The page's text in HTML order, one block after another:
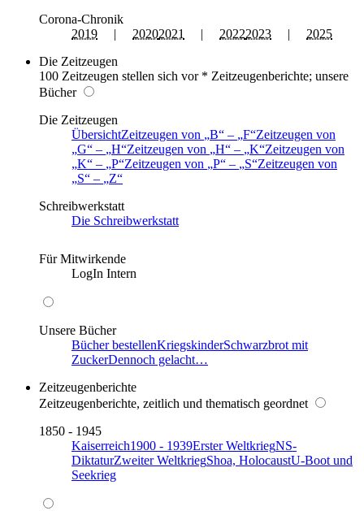
Corona-Chronik
2019 | 20202021 | 20222023 | 2025
Die Zeitzeugen
100 Zeitzeugen stellen sich vor * Zeitzeugenberichte; unsere
Bücher
Die Zeitzeugen
ÜbersichtZeitzeugen von B – F Zeitzeugen von
G
– H Zeitzeugen von H – K Zeitzeugen von
K
– P Zeitzeugen von P – S Zeitzeugen von
S
–
Z
Schreibwerkstatt
Die Schreibwerkstatt
Für Mitwirkende
LogIn Intern
Unsere Bücher
Bücher bestellenKriegskinderSchwarzbrot mit
ZuckerDennoch gelacht…
Zeitzeugenberichte
Zeitzeugenberichte, zeitlich und thematisch geordnet
1850 - 1945
Kaiserreich1900 - 1939Erster WeltkriegNS-
DiktaturZweiter WeltkriegShoa, HolocaustU-Boot und
Seekrieg